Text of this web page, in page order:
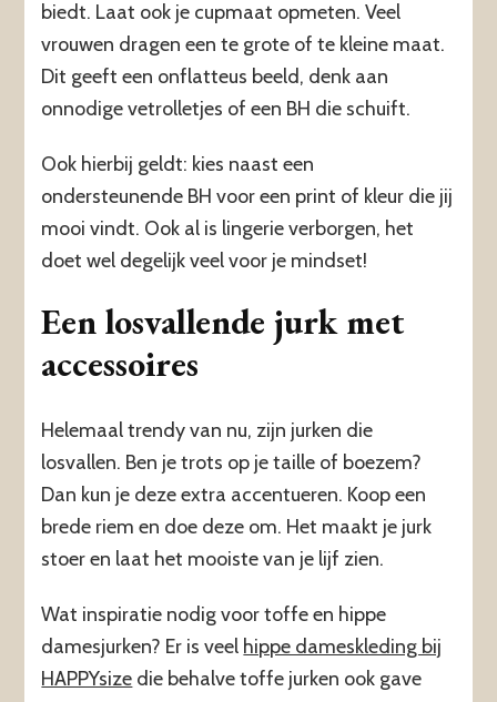
biedt. Laat ook je cupmaat opmeten. Veel
vrouwen dragen een te grote of te kleine maat.
Dit geeft een onflatteus beeld, denk aan
onnodige vetrolletjes of een BH die schuift.
Ook hierbij geldt: kies naast een
ondersteunende BH voor een print of kleur die jij
mooi vindt. Ook al is lingerie verborgen, het
doet wel degelijk veel voor je mindset!
Een losvallende jurk met
accessoires
Helemaal trendy van nu, zijn jurken die
losvallen. Ben je trots op je taille of boezem?
Dan kun je deze extra accentueren. Koop een
brede riem en doe deze om. Het maakt je jurk
stoer en laat het mooiste van je lijf zien.
Wat inspiratie nodig voor toffe en hippe
damesjurken? Er is veel hippe dameskleding bij
HAPPYsize die behalve toffe jurken ook gave